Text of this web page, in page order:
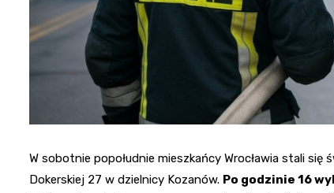
W sobotnie popołudnie mieszkańcy Wrocławia stali
Dokerskiej 27 w dzielnicy Kozanów. Po godzinie 16